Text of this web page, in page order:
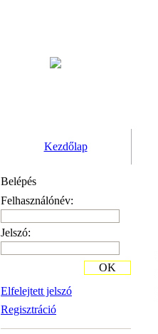
Kezdőlap
Belépés
Felhasználónév:
Jelszó:
Elfelejtett jelszó
Regisztráció
OK